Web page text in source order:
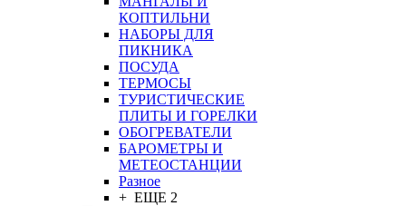
КОПТИЛЬНИ
НАБОРЫ ДЛЯ
ПИКНИКА
ПОСУДА
ТЕРМОСЫ
ТУРИСТИЧЕСКИЕ
ПЛИТЫ И ГОРЕЛКИ
ОБОГРЕВАТЕЛИ
БАРОМЕТРЫ И
МЕТЕОСТАНЦИИ
Разное
+ ЕЩЕ 2